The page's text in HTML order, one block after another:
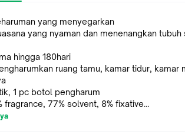
yang menyegarkan
yang nyaman dan menenangkan tubuh
hingga 180hari
ruang tamu, kamar tidur, kamar
1 pc botol pengharum
fragrance, 77% solvent, 8% fixative